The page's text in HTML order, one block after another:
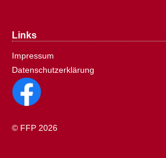
Links
Impressum
Datenschutzerklärung
© FFP 2026